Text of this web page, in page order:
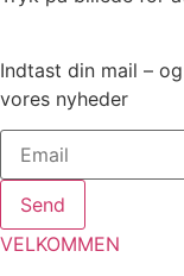
Indtast din mail –
vores nyheder
Send
VELKOMMEN